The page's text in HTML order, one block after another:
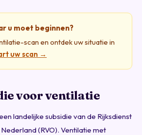
u moet beginnen?
scan en ontdek uw situatie in
uw scan →
voor ventilatie
landelijke subsidie van de Rijksdienst
(RVO). Ventilatie met